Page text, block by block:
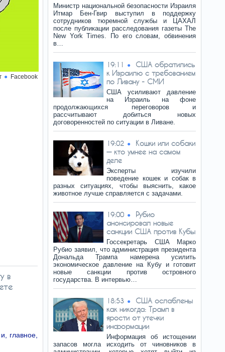
Facebook
в
главное,
Министр национальной безопасности Израиля
Итмар Бен-Гвир выступил в поддержку
сотрудников тюремной службы и ЦАХАЛ
после публикации расследования газеты The
New York Times. По его словам, обвинения
в…
19:11
США обратились
к Израилю с требованием
по Ливану - СМИ
США усиливают давление
на Израиль на фоне
продолжающихся переговоров и
рассчитывают добиться новых
договоренностей по ситуации в Ливане.
19:02
Кошки или собаки
— кто умнее на самом
деле
Эксперты изучили
поведение кошек и собак в
разных ситуациях, чтобы выяснить, какое
животное лучше справляется с задачами.
19:00
Рубио
анонсировал новые
санкции США против Кубы
Госсекретарь США Марко
Рубио заявил, что администрация президента
Дональда Трампа намерена усилить
экономическое давление на Кубу и готовит
новые санкции против островного
государства. В интервью…
18:53
США ослаблены
как никогда: Трамп в
ярости от утечки
информации
Информация об истощении
запасов могла исходить от чиновников в